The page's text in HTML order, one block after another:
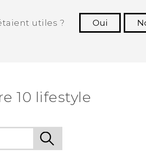
utiles ? Oui
10 lifestyle